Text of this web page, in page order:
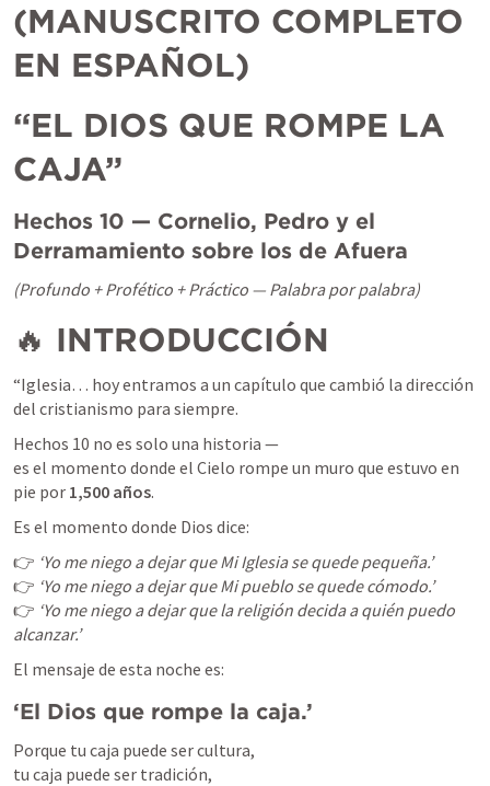
(MANUSCRITO COMPLETO
EN ESPAÑOL)
“EL DIOS QUE ROMPE LA
CAJA”
Hechos 10 — Cornelio, Pedro y el
Derramamiento sobre los de Afuera
(Profundo + Profético + Práctico — Palabra por palabra)
🔥 INTRODUCCIÓN
“Iglesia… hoy entramos a un capítulo que cambió la dirección
del cristianismo para siempre.
Hechos 10 no es solo una historia —
es el momento donde el Cielo rompe un muro que estuvo en
pie por 1,500 años.
Es el momento donde Dios dice:
👉 ‘Yo me niego a dejar que Mi Iglesia se quede pequeña.’
👉 ‘Yo me niego a dejar que Mi pueblo se quede cómodo.’
👉 ‘Yo me niego a dejar que la religión decida a quién puedo
alcanzar.’
El mensaje de esta noche es:
‘El Dios que rompe la caja.’
Porque tu caja puede ser cultura,
tu caja puede ser tradición,